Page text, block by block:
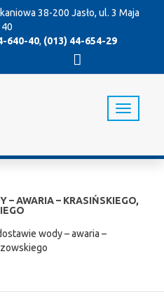
38-200 Jasło, ul. 3 Maja
40
640-40, (013) 44-654-29
T
o
i
– AWARIA – KRASIŃSKIEGO,
wody – awaria –